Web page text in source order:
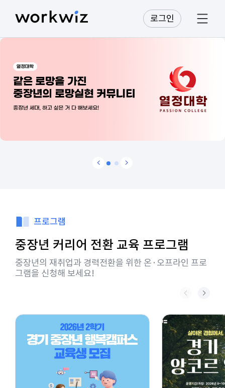
로그인
프로그램
중장년 커리어 전환 교육 프로그램
중장년의 재취업과 경력전환을 위한 온·오프라인 프로
그램을 신청해 보세요!